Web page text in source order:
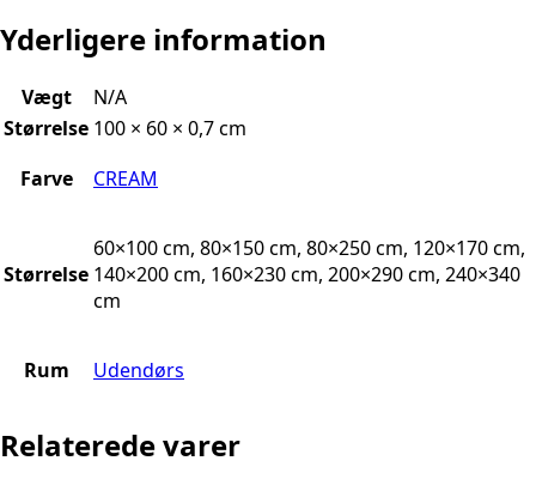
Yderligere information
Vægt
N/A
Størrelse 100 × 60 × 0,7 cm
Farve
CREAM
Størrelse
60×100 cm, 80×150 cm, 80×250 cm, 120×170 cm,
140×200 cm, 160×230 cm, 200×290 cm, 240×340
cm
Rum Udendørs
Relaterede varer